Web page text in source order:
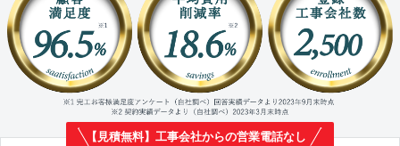
【見積無料】工事会社からの営業電話なし